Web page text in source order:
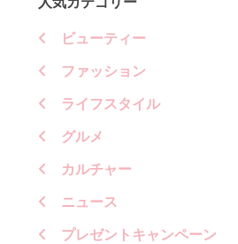
ビューティー
ファッション
ライフスタイル
グルメ
カルチャー
ニュース
プレゼントキャンペーン